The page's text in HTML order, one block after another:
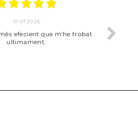
17.07.2026
de Vilafranca y no me ha
recoger en tienda